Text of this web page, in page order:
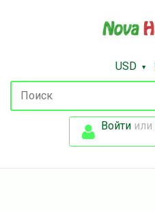
USD
Войти или